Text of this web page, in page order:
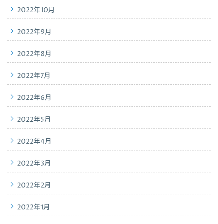
2022年10月
2022年9月
2022年8月
2022年7月
2022年6月
2022年5月
2022年4月
2022年3月
2022年2月
2022年1月